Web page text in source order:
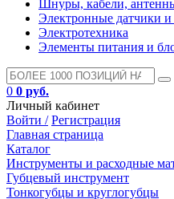
Шнуры, кабели,
Электронные датчики
Электротехника
Элементы питания и
0 0 руб.
Личный кабинет
Войти / Регистрация
Главная страница
Каталог
Инструменты и расходные
Губцевый инструмент
Тонкогубцы и круглогубцы